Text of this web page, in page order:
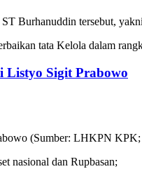
Burhanuddin tersebut,
tata Kelola dalam
Listyo Sigit Prabowo
nasional dan Rupbasan;